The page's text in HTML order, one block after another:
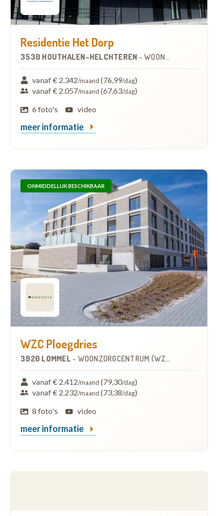
Residentie Het Dorp
3530 HOUTHALEN-HELCHTEREN - WOONZORGCENTRUM (WZC)
vanaf € 2.342/maand (76,99/dag)
vanaf € 2.057/maand (67,63/dag)
6 foto's
video
meer informatie
ONMIDDELLIJK BESCHIKBAAR
WZC Ploegdries
3920 LOMMEL - WOONZORGCENTRUM (WZC)
vanaf € 2.412/maand (79,30/dag)
vanaf € 2.232/maand (73,38/dag)
8 foto's
video
meer informatie